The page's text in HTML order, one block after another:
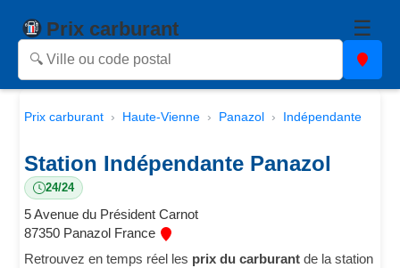
Prix carburant ☰
Prix carburant Haute-Vienne Panazol Indépendante
Station Indépendante Panazol
24/24
5 Avenue du Président Carnot
87350 Panazol France
Retrouvez en temps réel les prix du carburant de la station